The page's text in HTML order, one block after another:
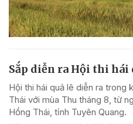
Sắp diễn ra Hội thi hái
Hội thi hái quả lê diễn ra trong
Thái với mùa Thu tháng 8, từ
Hồng Thái, tỉnh Tuyên Quang.